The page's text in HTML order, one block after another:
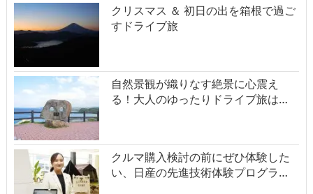
クリスマス ＆ 初日の出を箱根で過ご
すドライブ旅
自然景観が織りなす絶景に心震え
る！大人のゆったりドライブ旅は…
クルマ購入検討の前にぜひ体験した
い、日産の先進技術体験プログラ…